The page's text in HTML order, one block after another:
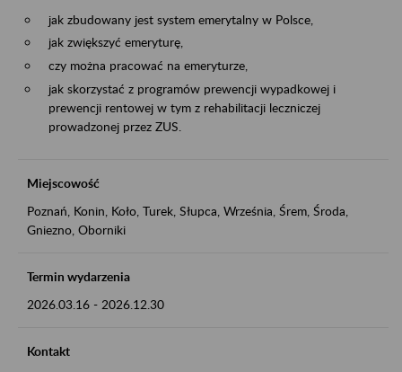
jak zbudowany jest system emerytalny w Polsce,
jak zwiększyć emeryturę,
czy można pracować na emeryturze,
jak skorzystać z programów prewencji wypadkowej i
prewencji rentowej w tym z rehabilitacji leczniczej
prowadzonej przez ZUS.
Miejscowość
Poznań, Konin, Koło, Turek, Słupca, Września, Śrem, Środa,
Gniezno, Oborniki
Termin wydarzenia
2026.03.16 - 2026.12.30
Kontakt